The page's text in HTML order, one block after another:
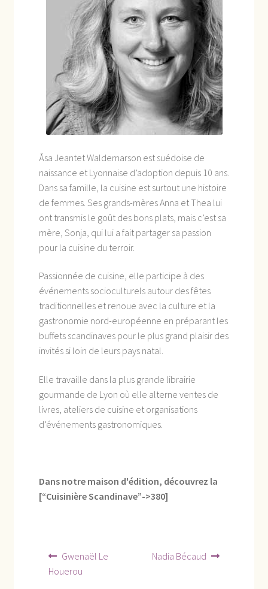
Åsa Jeantet Waldemarson est suédoise de
naissance et Lyonnaise d’adoption depuis 10 ans.
Dans sa famille, la cuisine est surtout une histoire
de femmes. Ses grands-mères Anna et Thea lui
ont transmis le goût des bons plats, mais c’est sa
mère, Sonja, qui lui a fait partager sa passion
pour la cuisine du terroir.
Passionnée de cuisine, elle participe à des
événements socioculturels autour des fêtes
traditionnelles et renoue avec la culture et la
gastronomie nord-européenne en préparant les
buffets scandinaves pour le plus grand plaisir des
invités si loin de leurs pays natal.
Elle travaille dans la plus grande librairie
gourmande de Lyon où elle alterne ventes de
livres, ateliers de cuisine et organisations
d’événements gastronomiques.
Dans notre maison d'édition, découvrez la
[“Cuisinière Scandinave”->380]
Navigation
de
Article
précédent :
Gwenaël Le
Houerou
Article
Nadia Bécaud